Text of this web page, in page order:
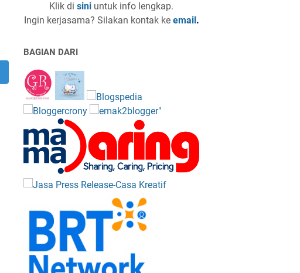
Klik di sini untuk info lengkap.
Ingin kerjasama? Silakan kontak ke email.
BAGIAN DARI